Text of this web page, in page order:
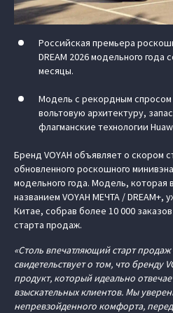
Российская премьера
DREAM 2026 модельного
месяцы.
Модель с рекордным спросом
вольтовую архитектуру,
флагманские технологии
Бренд VOYAH объявляет о скором
обновленного роскошного
модельного года. Модель, которая
названием VOYAH МЕЧТА / DREAM+,
Китае, собрав более 10 000
старта продаж.
«Столь впечатляющий старт
свидетельствует о том, что бренду
продукт, который идеально
взыскательных клиентов. Мы
непревзойденного комфорта,